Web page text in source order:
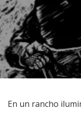
En un rancho